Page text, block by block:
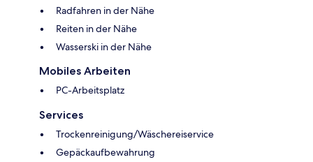
Radfahren in der Nähe
Reiten in der Nähe
Wasserski in der Nähe
Mobiles Arbeiten
PC-Arbeitsplatz
Services
Trockenreinigung/Wäschereiservice
Gepäckaufbewahrung